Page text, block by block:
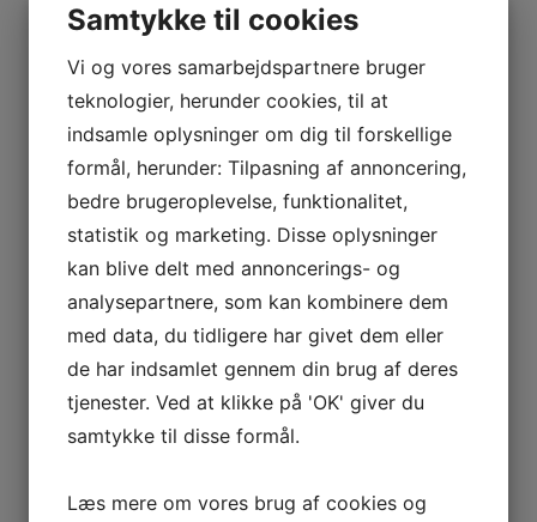
18:00 - 18:50
STED
Multisalen
Nejrupvej 2, 7620 Lemvig
Lemvig, 7620 Danmark
+ Google Maps
Telefon:
29638527
Badminton Herre Gymnastik
Samtykke til cookies
Vi og vores samarbejdspartnere bruger
teknologier, herunder cookies, til at
indsamle oplysninger om dig til forskellige
formål, herunder: Tilpasning af annoncering,
bedre brugeroplevelse, funktionalitet,
statistik og marketing. Disse oplysninger
kan blive delt med annoncerings- og
analysepartnere, som kan kombinere dem
med data, du tidligere har givet dem eller
de har indsamlet gennem din brug af deres
tjenester. Ved at klikke på 'OK' giver du
samtykke til disse formål.
Læs mere om vores brug af cookies og